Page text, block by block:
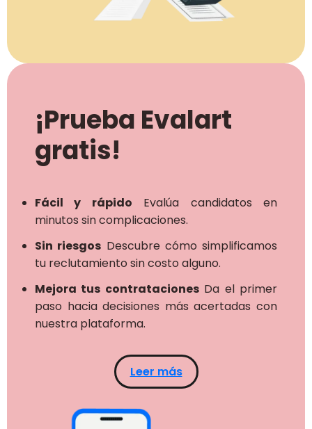
¡Prueba Evalart
gratis!
Fácil y rápido Evalúa candidatos en
minutos sin complicaciones.
Sin riesgos Descubre cómo simplificamos
tu reclutamiento sin costo alguno.
Mejora tus contratacionesDa el primer
paso hacia decisiones más acertadas con
nuestra plataforma.
Leer más